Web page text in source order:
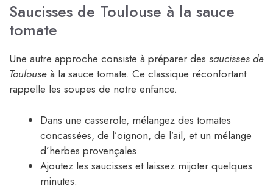
Saucisses de Toulouse à la sauce
tomate
Une autre approche consiste à préparer des saucisses de
Toulouse à la sauce tomate. Ce classique réconfortant
rappelle les soupes de notre enfance.
Dans une casserole, mélangez des tomates
concassées, de l’oignon, de l’ail, et un mélange
d’herbes provençales.
Ajoutez les saucisses et laissez mijoter quelques
minutes.